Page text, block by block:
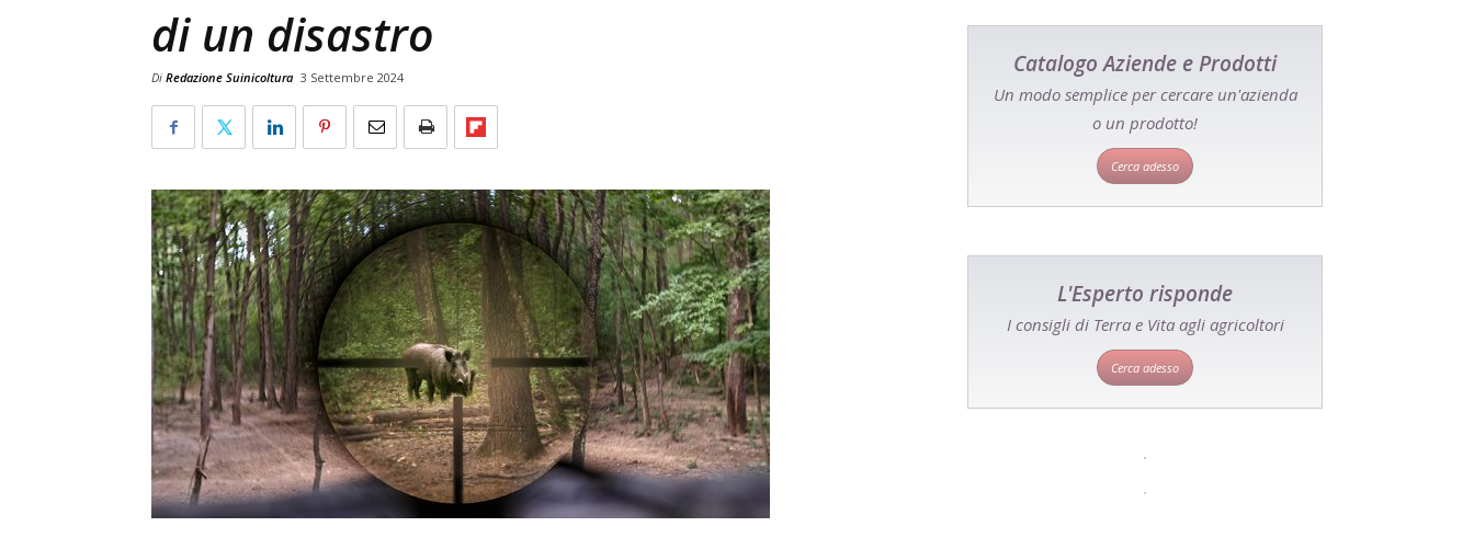
di un disastro
Di Redazione Suinicoltura 3 Settembre 2024 Catalogo Aziende e Prodotti
Un modo semplice per cercare un'azienda
o un prodotto!
Cerca adesso
L'Esperto risponde
I consigli di Terra e Vita agli agricoltori
Cerca adesso